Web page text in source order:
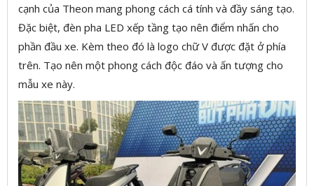
cạnh của Theon mang phong cách cá tính và đầy sáng tạo.
Đặc biệt, đèn pha LED xếp tầng tạo nên điểm nhấn cho
phần đầu xe. Kèm theo đó là logo chữ V được đặt ở phía
trên. Tạo nên một phong cách độc đáo và ấn tượng cho
mẫu xe này.